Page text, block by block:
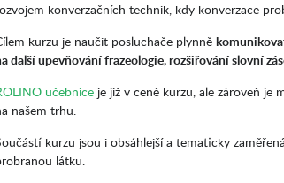
konverzačních technik, kdy konverzace
kurzu je naučit posluchače plynně
další upevňování frazeologie, rozšiřování slovní
učebnice je již v ceně kurzu, ale zároveň je
našem trhu.
kurzu jsou i obsáhlejší a tematicky
látku.